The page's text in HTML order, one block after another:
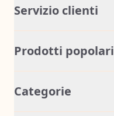
Servizio clienti
Prodotti popolari
Categorie